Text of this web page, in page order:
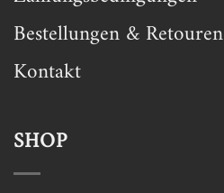
Bestellungen & Retouren
Kontakt
SHOP